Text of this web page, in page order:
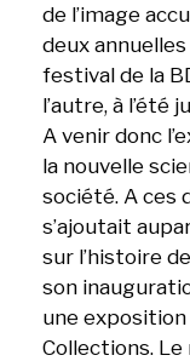
de l’image
deux
festival de la
l’autre, à l’été
A venir donc
la nouvelle
société. A ces
s’ajoutait
sur l’histoire
son
une
Collections.